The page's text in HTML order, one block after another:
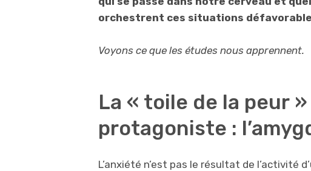
orchestrent ces situations
Voyons ce que les études nous apprennent.
La « toile de la peur
protagoniste :
L’anxiété n’est pas le résultat de l’activité